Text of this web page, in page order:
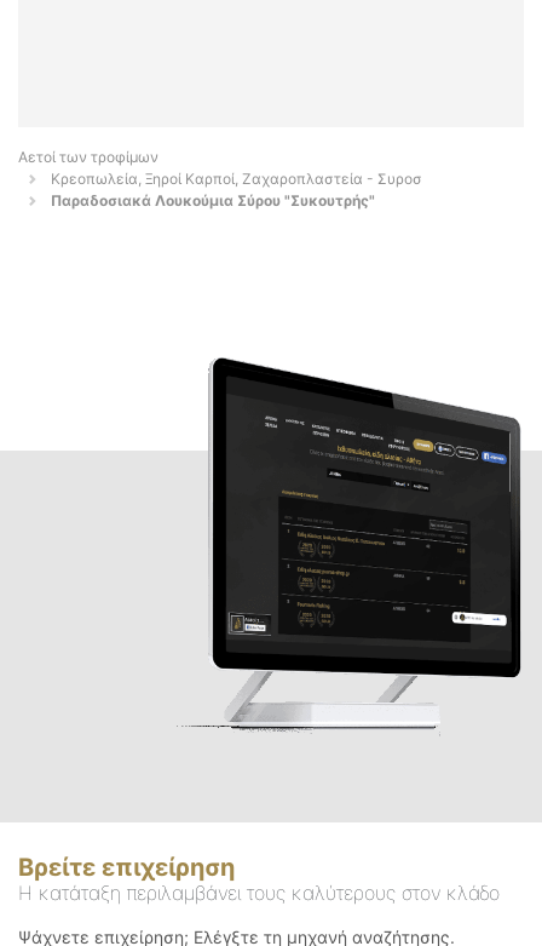
Αετοί των τροφίμων
Κρεοπωλεία, Ξηροί Καρποί, Ζαχαροπλαστεία - Συροσ
Παραδοσιακά Λουκούμια Σύρου "Συκουτρής"
Βρείτε επιχείρηση
Η κατάταξη περιλαμβάνει τους καλύτερους στον κλάδο
Ψάχνετε επιχείρηση; Ελέγξτε τη μηχανή αναζήτησης.